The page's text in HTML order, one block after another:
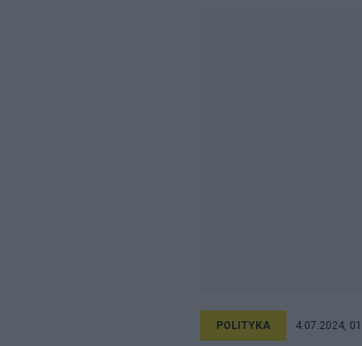
POLITYKA 4.07.2024,